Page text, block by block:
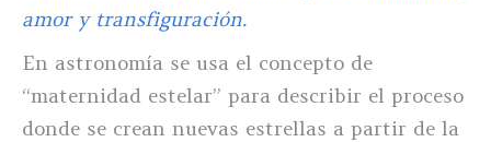
amor y transfiguración.
En astronomía se usa el concepto de
“maternidad estelar” para describir el proceso
donde se crean nuevas estrellas a partir de la